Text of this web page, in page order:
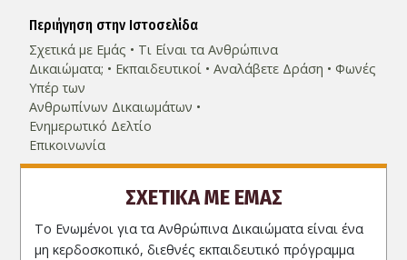
Περιήγηση στην Ιστοσελίδα
Σχετικά µε Εμάς
Τι Είναι τα Ανθρώπινα
Δικαιώματα;
Εκπαιδευτικοί Αναλάβετε Δράση
Φωνές
Υπέρ των
Ανθρωπίνων Δικαιωμάτων
Ενημερωτικό Δελτίο
Επικοινωνία
ΣΧΕΤΙΚΑ ΜΕ ΕΜΑΣ
Το Ενωμένοι για τα Ανθρώπινα Δικαιώματα είναι ένα
μη κερδοσκοπικό, διεθνές εκπαιδευτικό πρόγραμμα